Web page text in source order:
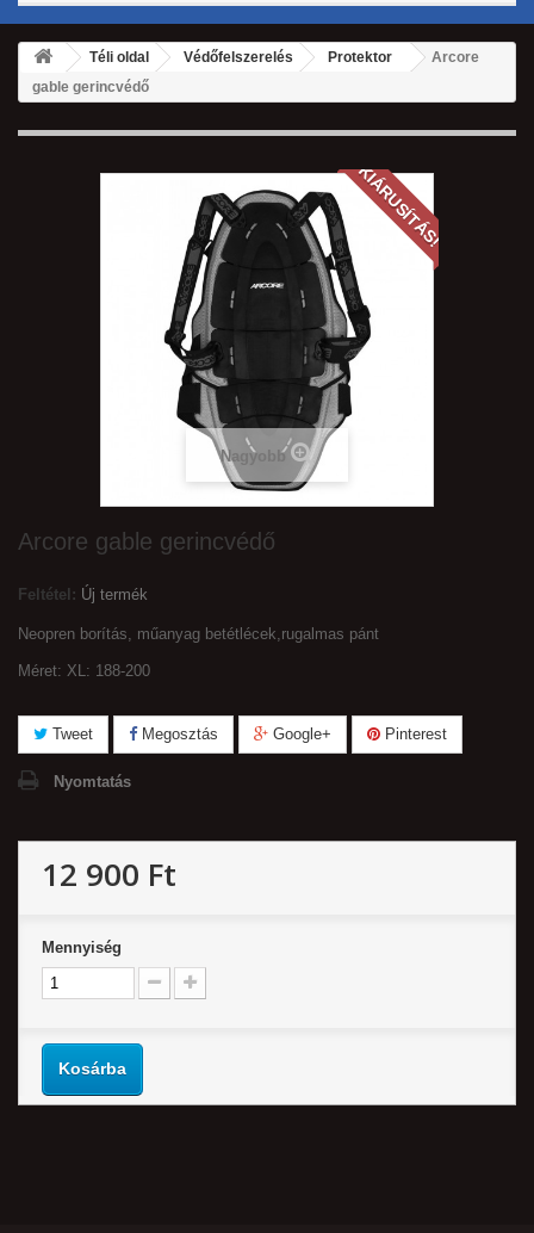
Téli oldal Védőfelszerelés Protektor
Arcore
gable gerincvédő
KIÁRUSÍTÁS!
Nagyobb
Arcore gable gerincvédő
Feltétel: Új termék
Neopren borítás, műanyag betétlécek,rugalmas pánt
Méret: XL: 188-200
Tweet Megosztás Google+ Pinterest
Nyomtatás
12 900 Ft‎
Mennyiség
Kosárba